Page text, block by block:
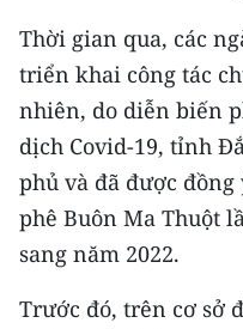
TRI THỨC CHUYÊN SÂU
54 DÂN TỘC VIỆT NAM
CHƯƠNG TRÌNH OCOP
MỘT SẢN PHẨM
RADIO
MEDIA CENTER
Thời gian qua, các
triển khai công tác
nhiên, do diễn biến
dịch Covid-19, tỉnh
phủ và đã được đồng
phê Buôn Ma Thuột
sang năm 2022.
Trước đó, trên cơ sở